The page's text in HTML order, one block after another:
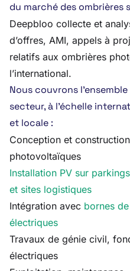
du marché des ombrières
Deepbloo collecte et
d’offres, AMI, appels à
relatifs aux ombrières
l’international.
Nous couvrons
secteur, à l’échelle
et locale :
Conception et
photovoltaïques
Installation PV sur
et sites logistiques
Intégration avec bornes
électriques
Travaux de génie civil,
électriques